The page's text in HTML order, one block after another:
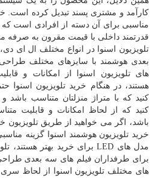
کارآمد و مشتری پسند تبدیل کرده است.
مناسبی برای آن دسته از افرادی است که
قدرتمند داخلی با قیمت مقرون به صرفه
تلویزیون اسنوا در انواع مختلف ال ای
بعدی هوشمند با سایزهای مختلف
های تلویزیون اسنوا از امکانات و
هستند، در هنگام خرید تلویزیون اسنوا
کنید که با متراژ منزلتان متناسب باشد
کنید که از لحاظ امکانات و قابلیت
باشد، اگر می خواهید از طریق تلویزیون
خرید تلویزیون هوشمند اسنوا گزینه
مدل های LED برای خرید بهتر هستند،
برای طرفداران فیلم های سه بعدی
های مختلف تلویزیون اسنوا از لحاظ